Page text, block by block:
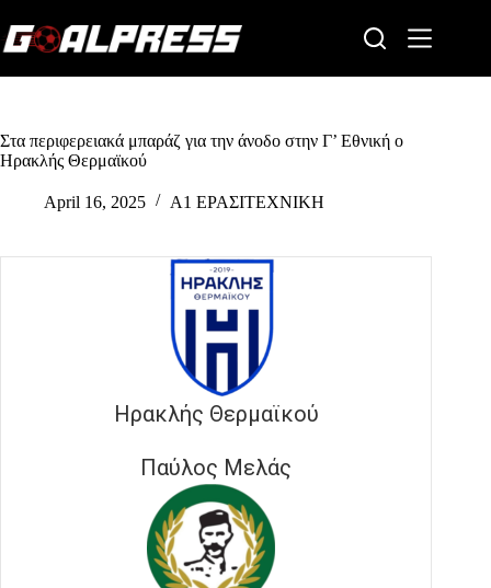
to
content
Στα περιφερειακά μπαράζ για την άνοδο στην Γ’ Εθνική ο
Ηρακλής Θερμαϊκού
April 16, 2025 Α1 ΕΡΑΣΙΤΕΧΝΙΚΗ
Ηρακλής Θερμαϊκού
Παύλος Μελάς